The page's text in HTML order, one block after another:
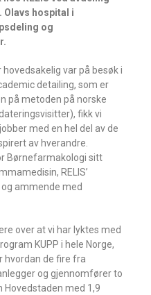
hospital i
og
var på besøk i
detailing, som er
på metoden på norske
fikk vi
med en hel del av de
av hverandre.
Børnefarmakologi sitt
RELIS’
ammende med
over at vi har lyktes med
KUPP i hele Norge,
hvordan de fire fra
og gjennomfører to
Hovedstaden med 1,9